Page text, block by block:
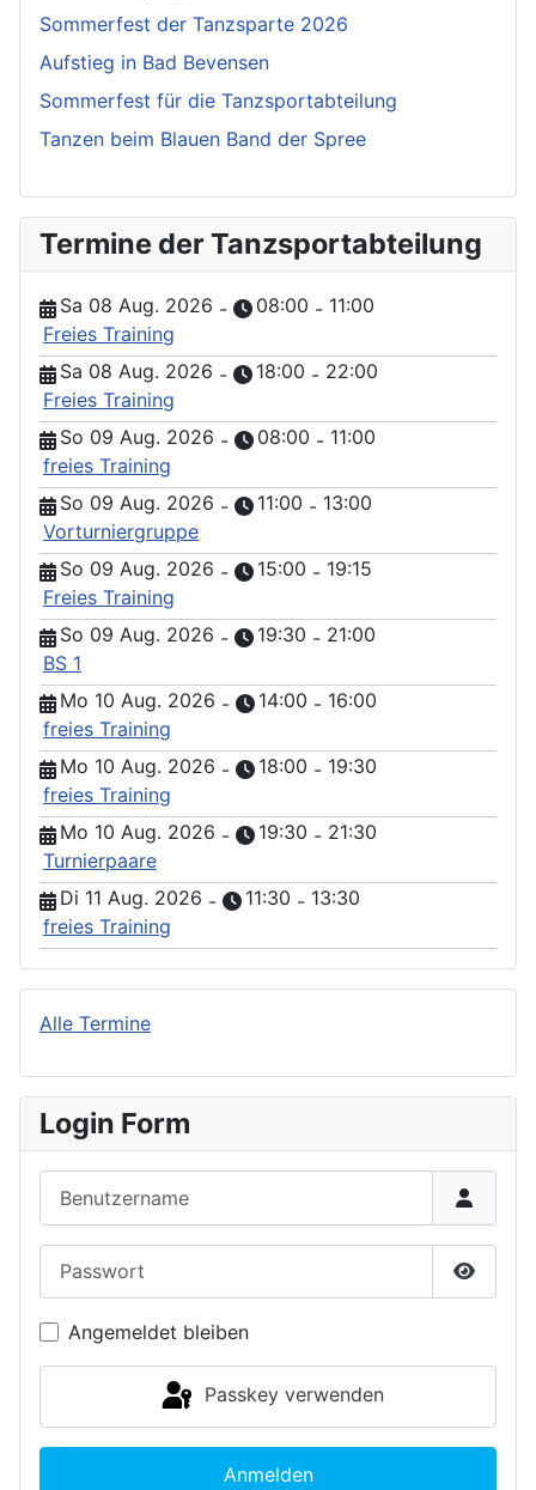
Sommerfest der Tanzsparte 2026
Aufstieg in Bad Bevensen
Sommerfest für die Tanzsportabteilung
Tanzen beim Blauen Band der Spree
Termine der Tanzsportabteilung
Sa 08 Aug. 2026 - 08:00 - 11:00
Freies Training
Sa 08 Aug. 2026 - 18:00 - 22:00
Freies Training
So 09 Aug. 2026 - 08:00 - 11:00
freies Training
So 09 Aug. 2026 - 11:00 - 13:00
Vorturniergruppe
So 09 Aug. 2026 - 15:00 - 19:15
Freies Training
So 09 Aug. 2026 - 19:30 - 21:00
BS 1
Mo 10 Aug. 2026 - 14:00 - 16:00
freies Training
Mo 10 Aug. 2026 - 18:00 - 19:30
freies Training
Mo 10 Aug. 2026 - 19:30 - 21:30
Turnierpaare
Di 11 Aug. 2026 - 11:30 - 13:30
freies Training
Alle Termine
Login Form
Angemeldet bleiben
Passkey verwenden
Anmelden